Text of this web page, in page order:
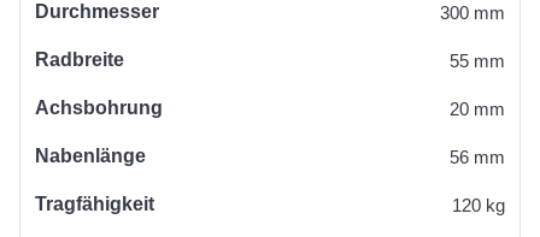
Durchmesser 300 mm
Radbreite 55 mm
Achsbohrung 20 mm
Nabenlänge 56 mm
Tragfähigkeit 120 kg